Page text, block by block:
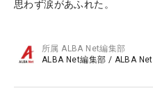
思わず涙があふれた。
所属ALBA Net編集部
ALBA Net編集部 / ALBA Net